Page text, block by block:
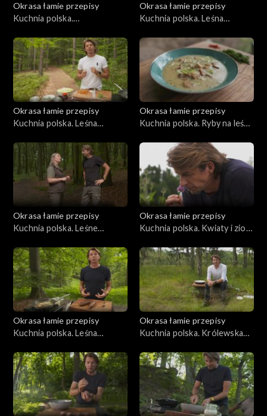
Okrasa łamie przepisy
Kuchnia polska.
Okrasa łamie przepisy
Kuchnia polska. Leśna
Okrasa łamie przepisy
Kuchnia polska. Leśna
Okrasa łamie przepisy
Kuchnia polska. Ryby na leśny
Okrasa łamie przepisy
Kuchnia polska. Leśne
Okrasa łamie przepisy
Kuchnia polska. Kwiaty i zioła
Okrasa łamie przepisy
Kuchnia polska. Leśna
Okrasa łamie przepisy
Kuchnia polska. Królewska